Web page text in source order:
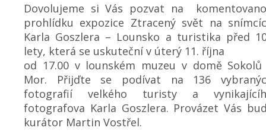
Dovolujeme si Vás pozvat na
prohlídku expozice Ztracený svět na
Karla Goszlera – Lounsko a turistika před
lety, která se uskuteční v úterý 11. října
od 17.00 v lounském muzeu v domě
Mor. Přijďte se podívat na 136
fotografií velkého turisty a
fotografova Karla Goszlera. Provázet Vás
kurátor Martin Vostřel.